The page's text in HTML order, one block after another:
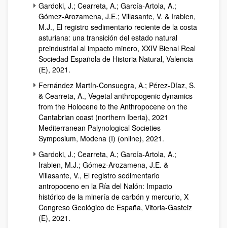
Gardoki, J.; Cearreta, A.; García-Artola, A.;
Gómez-Arozamena, J.E.; Villasante, V. & Irabien,
M.J., El registro sedimentario reciente de la costa
asturiana: una transición del estado natural
preindustrial al impacto minero, XXIV Bienal Real
Sociedad Española de Historia Natural, Valencia
(E), 2021.
Fernández Martín-Consuegra, A.; Pérez-Díaz, S.
& Cearreta, A., Vegetal anthropogenic dynamics
from the Holocene to the Anthropocene on the
Cantabrian coast (northern Iberia), 2021
Mediterranean Palynological Societies
Symposium, Modena (I) (online), 2021.
Gardoki, J.; Cearreta, A.; García-Artola, A.;
Irabien, M.J.; Gómez-Arozamena, J.E. &
Villasante, V., El registro sedimentario
antropoceno en la Ría del Nalón: Impacto
histórico de la minería de carbón y mercurio, X
Congreso Geológico de España, Vitoria-Gasteiz
(E), 2021.